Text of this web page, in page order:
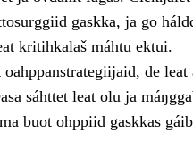
gaskka, ja go
kritihkalaš máhtu ektui.
de leat
sáhttet leat olu ja
buot ohppiid gaskkas